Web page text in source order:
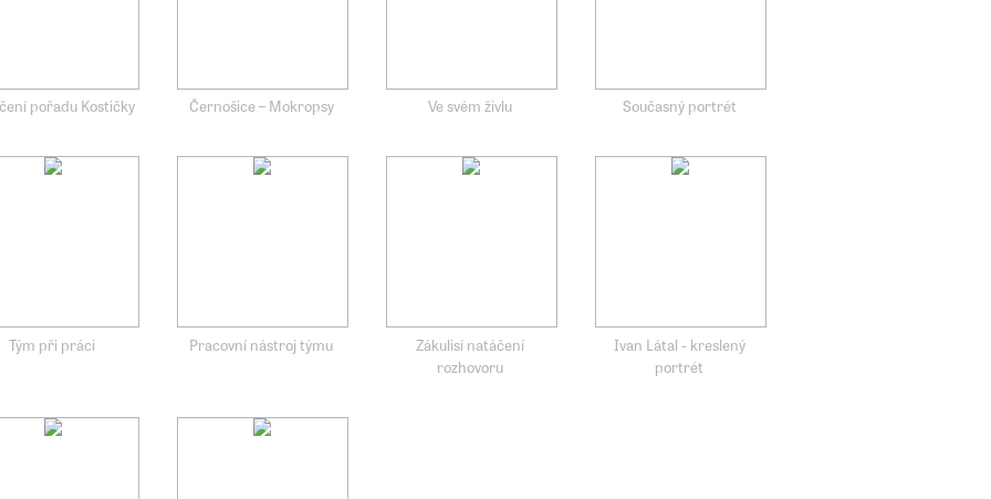
pořadu Kostičky Černošice – Mokropsy Ve svém živlu Současný portrét
Tým při práci Pracovní nástroj týmu
Zákulisí natáčení
rozhovoru
Ivan Látal - kreslený
portrét